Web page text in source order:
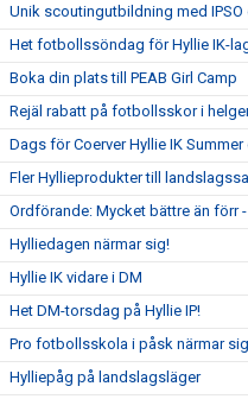
Unik scoutingutbildning med IPSO
Het fotbollssöndag för Hyllie IK-
Boka din plats till PEAB Girl Camp
Rejäl rabatt på fotbollsskor i
Dags för Coerver Hyllie IK Summer
Fler Hyllieprodukter till
Ordförande: Mycket bättre än förr
Hylliedagen närmar sig!
Hyllie IK vidare i DM
Het DM-torsdag på Hyllie IP!
Pro fotbollsskola i påsk närmar
Hylliepåg på landslagsläger